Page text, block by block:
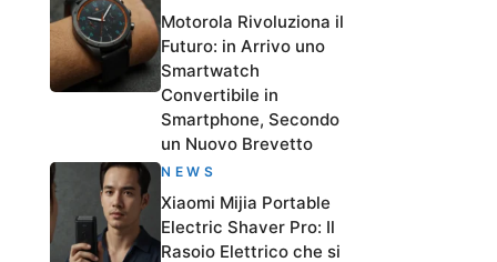
Motorola Rivoluziona il
Futuro: in Arrivo uno
Smartwatch
Convertibile in
Smartphone, Secondo
un Nuovo Brevetto
NEWS
Xiaomi Mijia Portable
Electric Shaver Pro: Il
Rasoio Elettrico che si